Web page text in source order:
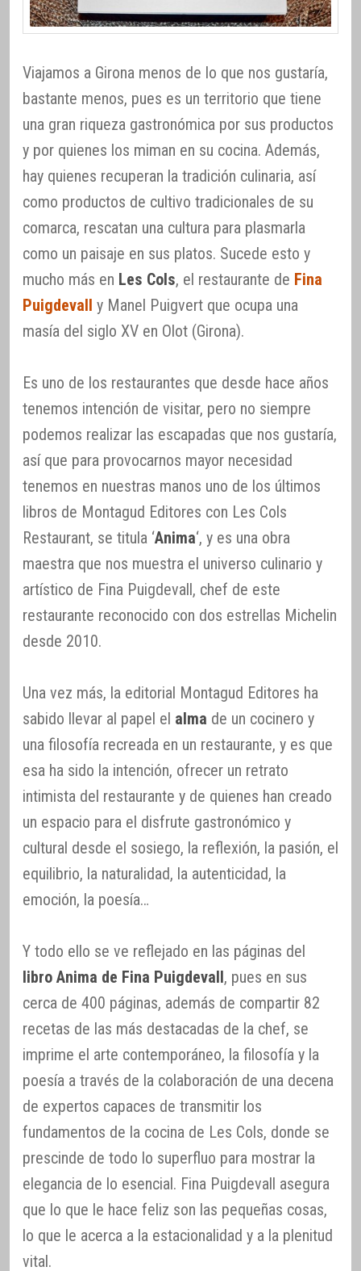
Viajamos a Girona menos de lo que nos gustaría,
bastante menos, pues es un territorio que tiene
una gran riqueza gastronómica por sus productos
y por quienes los miman en su cocina. Además,
hay quienes recuperan la tradición culinaria, así
como productos de cultivo tradicionales de su
comarca, rescatan una cultura para plasmarla
como un paisaje en sus platos. Sucede esto y
mucho más en Les Cols, el restaurante de Fina
Puigdevall y Manel Puigvert que ocupa una
masía del siglo XV en Olot (Girona).
Es uno de los restaurantes que desde hace años
tenemos intención de visitar, pero no siempre
podemos realizar las escapadas que nos gustaría,
así que para provocarnos mayor necesidad
tenemos en nuestras manos uno de los últimos
libros de Montagud Editores con Les Cols
Restaurant, se titula ‘Anima‘, y es una obra
maestra que nos muestra el universo culinario y
artístico de Fina Puigdevall, chef de este
restaurante reconocido con dos estrellas Michelin
desde 2010.
Una vez más, la editorial Montagud Editores ha
sabido llevar al papel el alma de un cocinero y
una filosofía recreada en un restaurante, y es que
esa ha sido la intención, ofrecer un retrato
intimista del restaurante y de quienes han creado
un espacio para el disfrute gastronómico y
cultural desde el sosiego, la reflexión, la pasión, el
equilibrio, la naturalidad, la autenticidad, la
emoción, la poesía…
Y todo ello se ve reflejado en las páginas del
libro Anima de Fina Puigdevall, pues en sus
cerca de 400 páginas, además de compartir 82
recetas de las más destacadas de la chef, se
imprime el arte contemporáneo, la filosofía y la
poesía a través de la colaboración de una decena
de expertos capaces de transmitir los
fundamentos de la cocina de Les Cols, donde se
prescinde de todo lo superfluo para mostrar la
elegancia de lo esencial. Fina Puigdevall asegura
que lo que le hace feliz son las pequeñas cosas,
lo que le acerca a la estacionalidad y a la plenitud
vital.